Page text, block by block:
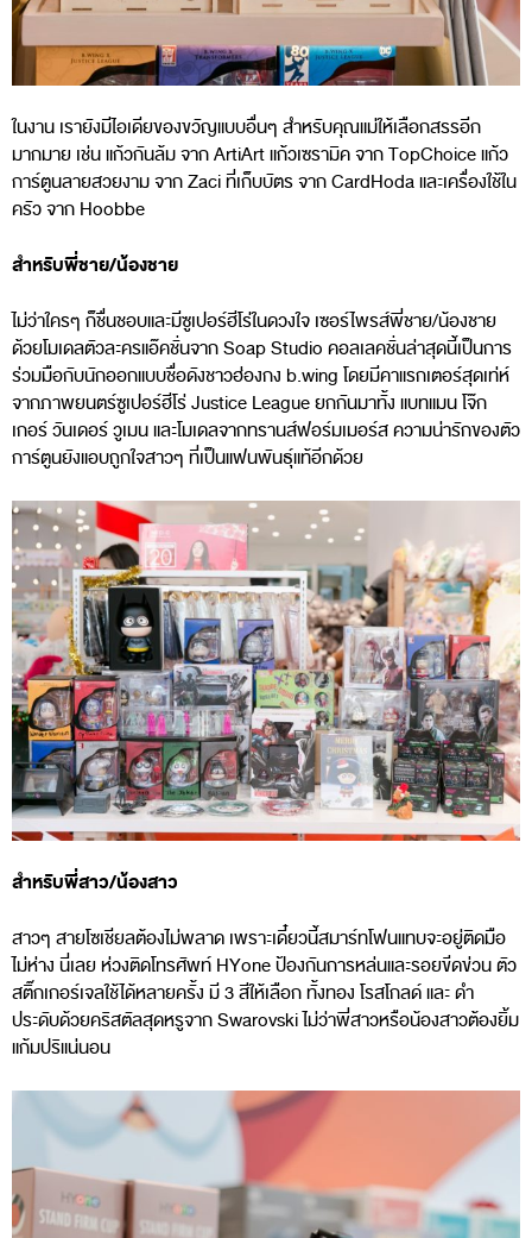
ในงาน เรายังมีไอเดียของขวัญแบบอื่นๆ สำหรับคุณแม่ให้เลือกสรรอีก
มากมาย เช่น แก้วกันล้ม จาก ArtiArt แก้วเซรามิค จาก TopChoice แก้ว
การ์ตูนลายสวยงาม จาก Zaci ที่เก็บบัตร จาก CardHoda และเครื่องใช้ใน
ครัว จาก Hoobbe
สำหรับพี่ชาย/น้องชาย
ไม่ว่าใครๆ ก็ชื่นชอบและมีซูเปอร์ฮีโร่ในดวงใจ เซอร์ไพรส์พี่ชาย/น้องชาย
ด้วยโมเดลตัวละครแอ๊คชั่นจาก Soap Studio คอลเลคชั่นล่าสุดนี้เป็นการ
ร่วมมือกับนักออกแบบชื่อดังชาวฮ่องกง b.wing โดยมีคาแรกเตอร์สุดเท่ห์
จากภาพยนตร์ซูเปอร์ฮีโร่ Justice League ยกกันมาทั้ง แบทแมน โจ๊ก
เกอร์ วันเดอร์ วูเมน และโมเดลจากทรานส์ฟอร์มเมอร์ส ความน่ารักของตัว
การ์ตูนยังแอบถูกใจสาวๆ ที่เป็นแฟนพันธุ์แท้อีกด้วย
สำหรับพี่สาว/น้องสาว
สาวๆ สายโซเชียลต้องไม่พลาด เพราะเดี๋ยวนี้สมาร์ทโฟนแทบจะอยู่ติดมือ
ไม่ห่าง นี่เลย ห่วงติดโทรศัพท์ HYone ป้องกันการหล่นและรอยขีดข่วน ตัว
สติ๊กเกอร์เจลใช้ได้หลายครั้ง มี 3 สีให้เลือก ทั้งทอง โรสโกลด์ และ ดำ
ประดับด้วยคริสตัลสุดหรูจาก Swarovski ไม่ว่าพี่สาวหรือน้องสาวต้องยิ้ม
แก้มปริแน่นอน